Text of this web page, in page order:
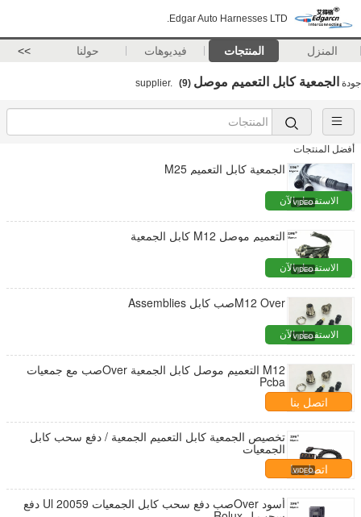
Edgar Auto Harnesses LTD.
المنزل المنتجات فيديوهات حولنا >>
جودة الجمعية كابل التعميم موصل (9)
أفضل المنتجات
الجمعية كابل التعميم M25
الاستفسار الآن
التعميم موصل M12 كابل الجمعية
الاستفسار الآن
M12 Overصب كابل Assemblies
الاستفسار الآن
M12 التعميم موصل كابل الجمعية Overصب مع جمعيات
Pcba
اتصل بنا
تخصيص الجمعية كابل التعميم الجمعية / دفع سحب كابل
الجمعيات
اتصل بنا
أسود Overصب دفع سحب كابل الجمعيات Ul 20059 دفع